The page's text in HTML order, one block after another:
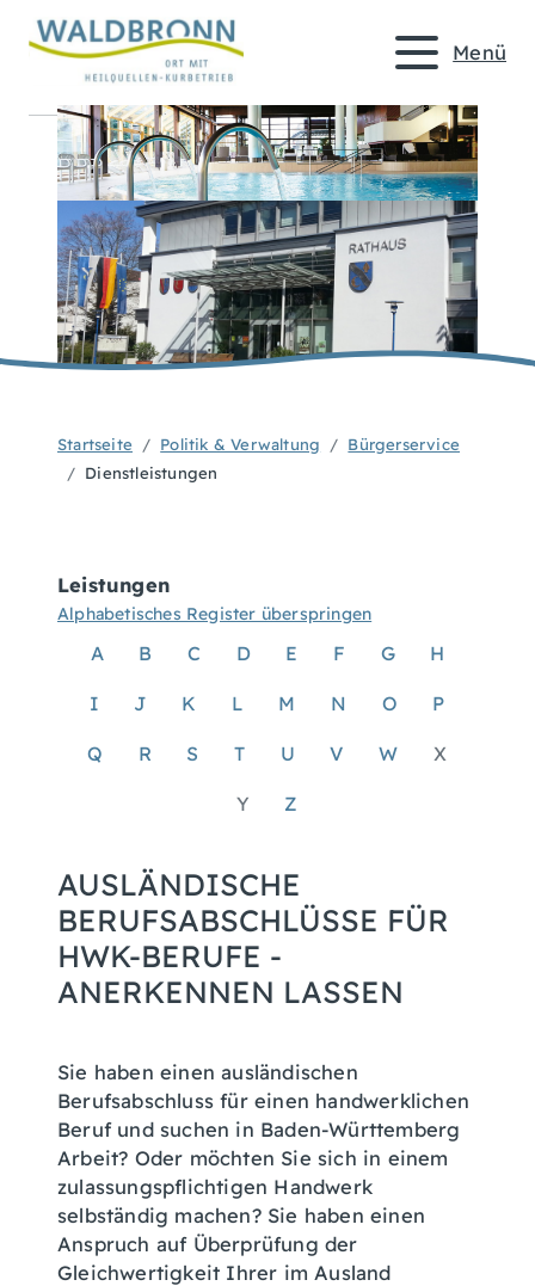
Menü
Startseite Politik & Verwaltung
Bürgerservice
Dienstleistungen
Leistungen
Alphabetisches Register überspringen
A B C D E F G H
I J K L M N O P
Q R S T U V W X
Y Z
AUSLÄNDISCHE
BERUFSABSCHLÜSSE FÜR
HWK-BERUFE -
ANERKENNEN LASSEN
Sie haben einen ausländischen
Berufsabschluss für einen handwerklichen
Beruf und suchen in Baden-Württemberg
Arbeit? Oder möchten Sie sich in einem
zulassungspflichtigen Handwerk
selbständig machen? Sie haben einen
Anspruch auf Überprüfung der
Gleichwertigkeit Ihrer im Ausland